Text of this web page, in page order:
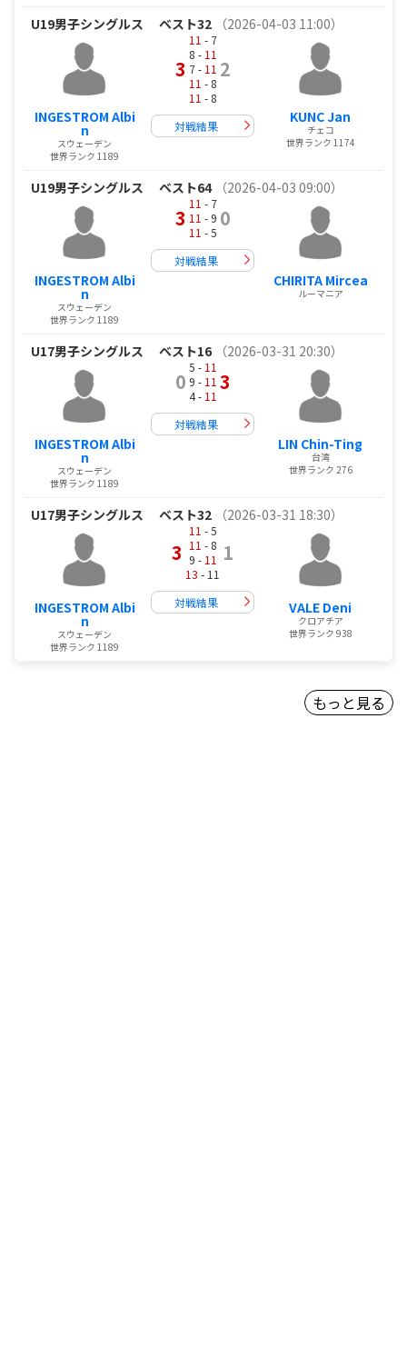
U19男子シングルス ベスト32 （2026-04-03 11:00）
INGESTROM Albi
n
スウェーデン
世界ランク 1189
3
11 - 7
8 - 11
7 - 11
11 - 8
11 - 8
2
対戦結果
KUNC Jan
チェコ
世界ランク 1174
U19男子シングルス ベスト64 （2026-04-03 09:00）
INGESTROM Albi
n
スウェーデン
世界ランク 1189
3
11 - 7
11 - 9
11 - 5
0
対戦結果
CHIRITA Mircea
ルーマニア
U17男子シングルス ベスト16 （2026-03-31 20:30）
INGESTROM Albi
n
スウェーデン
世界ランク 1189
0
5 - 11
9 - 11
4 - 11
3
対戦結果
LIN Chin-Ting
台湾
世界ランク 276
U17男子シングルス ベスト32 （2026-03-31 18:30）
INGESTROM Albi
n
スウェーデン
世界ランク 1189
3
11 - 5
11 - 8
9 - 11
13 - 11
1
対戦結果 VALE Deni
クロアチア
世界ランク 938
もっと見る